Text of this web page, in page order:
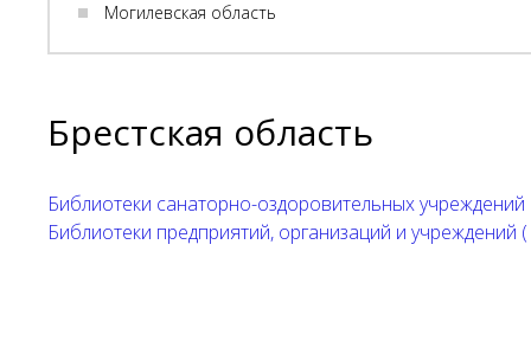
Могилевская область
Брестская область
Библиотеки санаторно-оздоровительных учреждений
Библиотеки предприятий, организаций и учреждений